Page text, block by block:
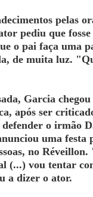
pelas
pediu que
o pai faça uma
de muita luz.
Garcia
após ser
o irmão
uma festa
no
(...) vou tentar
a dizer o ator.